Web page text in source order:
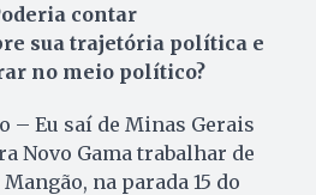
contar
sua trajetória política e
no meio político?
– Eu saí de Minas Gerais
Novo Gama trabalhar de
na parada 15 do